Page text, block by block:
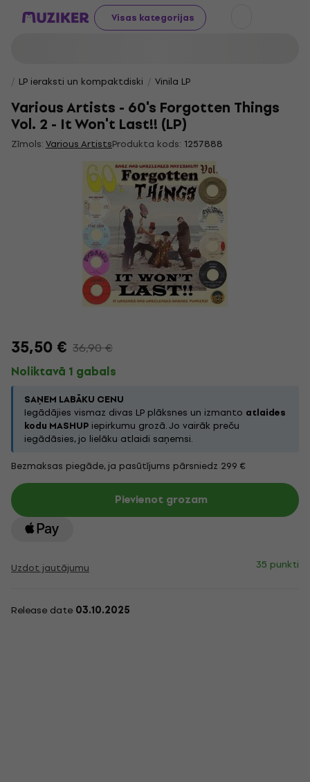
Visas kategorijas
LP ieraksti un kompaktdiski Vinila LP
Various Artists - 60's Forgotten Things
Vol. 2 - It Won't Last!! (LP)
Zīmols:Various ArtistsProdukta kods: 1257888
35,50 € 36,90 €
Noliktavā 1 gabals
SAŅEM LABĀKU CENU
Iegādājies vismaz divas LP plāksnes un izmanto atlaides
kodu MASHUP iepirkumu grozā. Jo vairāk preču
iegādāsies, jo lielāku atlaidi saņemsi.
Bezmaksas piegāde, ja pasūtījums pārsniedz 299 €
Pievienot grozam
Uzdot jautājumu 35 punkti
Release date 03.10.2025